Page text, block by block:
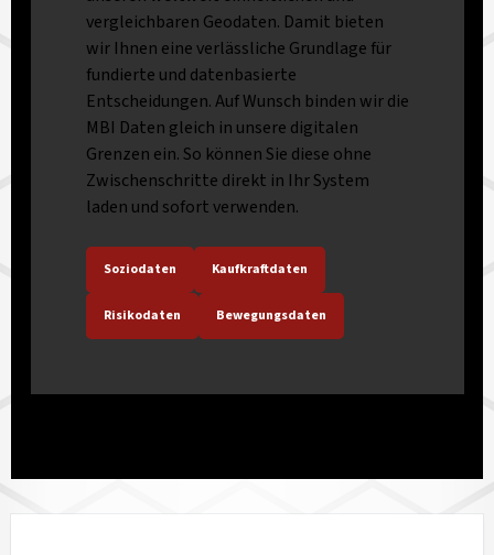
vergleichbaren Geodaten. Damit bieten
wir Ihnen eine verlässliche Grundlage für
fundierte und datenbasierte
Entscheidungen. Auf Wunsch binden wir die
MBI Daten gleich in unsere digitalen
Grenzen ein. So können Sie diese ohne
Zwischenschritte direkt in Ihr System
laden und sofort verwenden.
Soziodaten Kaufkraftdaten
Risikodaten Bewegungsdaten